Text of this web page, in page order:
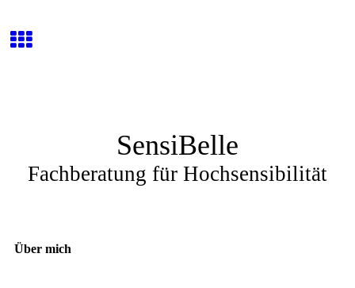
SensiBelle
Fachberatung für Hochsensibilität
Über mich